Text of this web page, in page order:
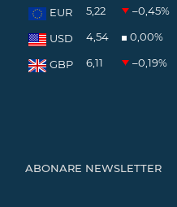
EUR
5,22 –0,45%
USD 4,54 0,00%
GBP 6,11 –0,19%
ABONARE NEWSLETTER